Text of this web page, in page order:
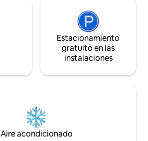
Estacionamiento
gratuito en las
instalaciones
Aire acondicionado